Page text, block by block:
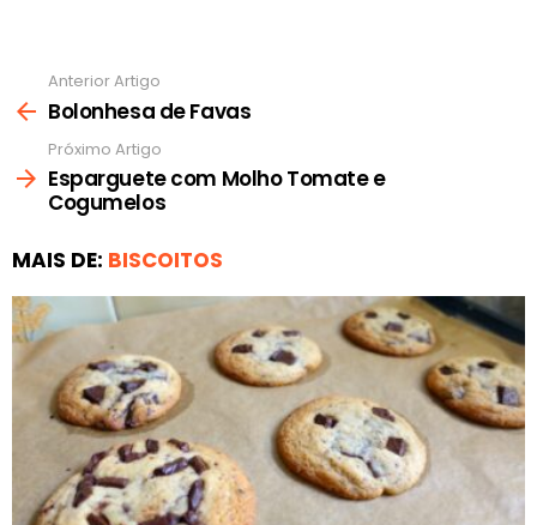
mais
Anterior Artigo
Bolonhesa de Favas
Próximo Artigo
Esparguete com Molho Tomate e
Cogumelos
MAIS DE: BISCOITOS